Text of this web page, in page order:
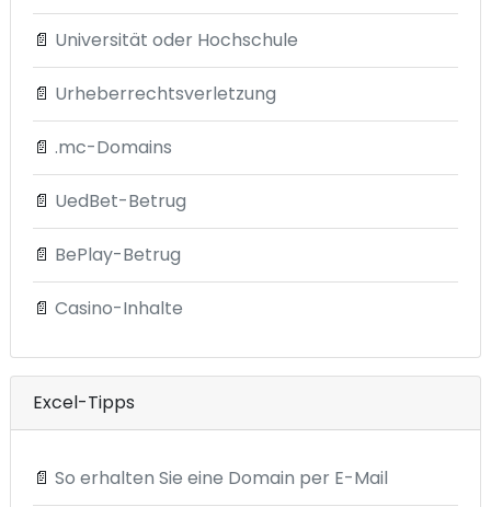
📄 Universität oder Hochschule
📄 Urheberrechtsverletzung
📄 .mc-Domains
📄 UedBet-Betrug
📄 BePlay-Betrug
📄 Casino-Inhalte
Excel-Tipps
📄 So erhalten Sie eine Domain per E-Mail